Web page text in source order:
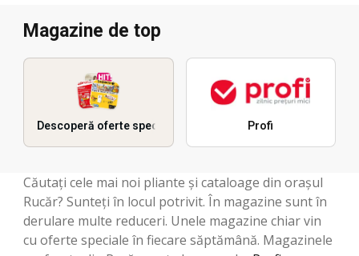
Magazine de top
Descoperă oferte speciale Profi
Căutați cele mai noi pliante și cataloage din orașul
Rucăr? Sunteți în locul potrivit. În magazine sunt în
derulare multe reduceri. Unele magazine chiar vin
cu oferte speciale în fiecare săptămână. Magazinele